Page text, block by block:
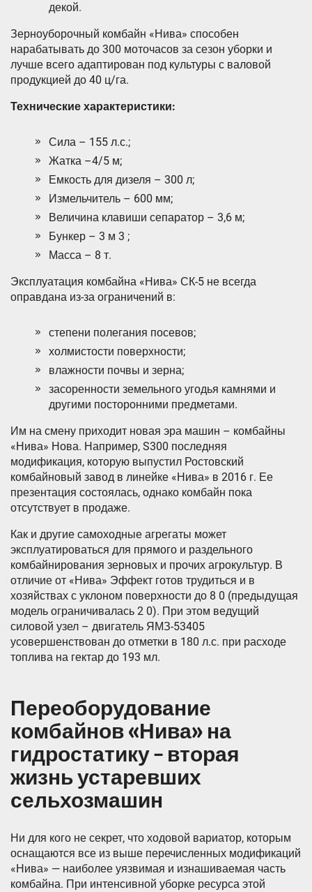
декой.
Зерноуборочный комбайн «Нива» способен
нарабатывать до 300 моточасов за сезон уборки и
лучше всего адаптирован под культуры с валовой
продукцией до 40 ц/га.
Технические характеристики:
Сила – 155 л.с.;
Жатка –4/5 м;
Емкость для дизеля – 300 л;
Измельчитель – 600 мм;
Величина клавиши сепаратор – 3,6 м;
Бункер – 3 м 3 ;
Масса – 8 т.
Эксплуатация комбайна «Нива» СК-5 не всегда
оправдана из-за ограничений в:
степени полегания посевов;
холмистости поверхности;
влажности почвы и зерна;
засоренности земельного угодья камнями и
другими посторонними предметами.
Им на смену приходит новая эра машин – комбайны
«Нива» Нова. Например, S300 последняя
модификация, которую выпустил Ростовский
комбайновый завод в линейке «Нива» в 2016 г. Ее
презентация состоялась, однако комбайн пока
отсутствует в продаже.
Как и другие самоходные агрегаты может
эксплуатироваться для прямого и раздельного
комбайнирования зерновых и прочих агрокультур. В
отличие от «Нива» Эффект готов трудиться и в
хозяйствах с уклоном поверхности до 8 0 (предыдущая
модель ограничивалась 2 0). При этом ведущий
силовой узел – двигатель ЯМЗ-53405
усовершенствован до отметки в 180 л.с. при расходе
топлива на гектар до 193 мл.
Переоборудование
комбайнов «Нива» на
гидростатику – вторая
жизнь устаревших
сельхозмашин
Ни для кого не секрет, что ходовой вариатор, которым
оснащаются все из выше перечисленных модификаций
«Нива» — наиболее уязвимая и изнашиваемая часть
комбайна. При интенсивной уборке ресурса этой